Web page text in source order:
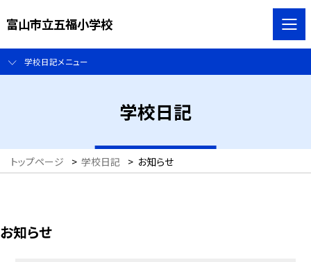
富山市立五福小学校
学校日記メニュー
学校日記
トップページ > 学校日記 > お知らせ
お知らせ